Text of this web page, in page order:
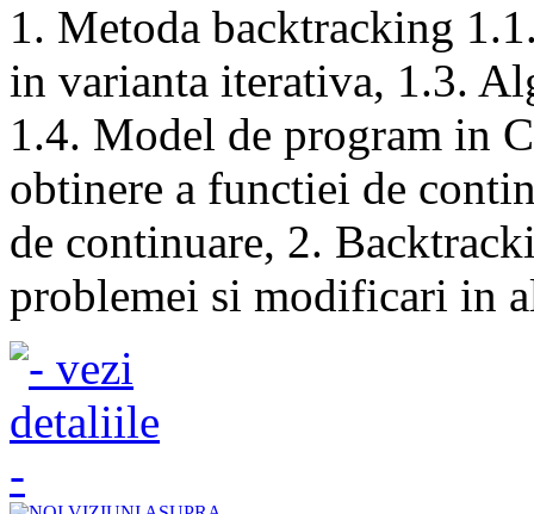
1. Metoda backtracking
in varianta iterativa, 1.3.
1.4. Model de program in
obtinere a functiei de
de continuare, 2.
problemei si modificari in